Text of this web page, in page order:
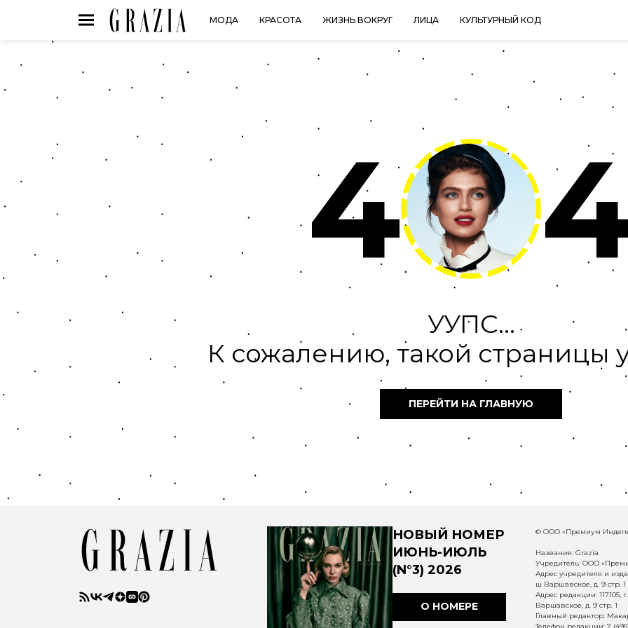
МОДА КРАСОТА ЖИЗНЬ ВОКРУГ ЛИЦА КУЛЬТУРНЫЙ КОД
4
УУПС...
К сожалению, такой страницы
ПЕРЕЙТИ НА ГЛАВНУЮ
НОВЫЙ НОМЕР
ИЮНЬ-ИЮЛЬ
(N°3) 2026
О НОМЕРЕ
© ООО «Премиум
Название: Grazia
Учредитель: ООО
Адрес учредителя и
ш Варшавское, д. 9 стр. 1
Адрес редакции:
Варшавское, д. 9 стр. 1
Главный редактор: